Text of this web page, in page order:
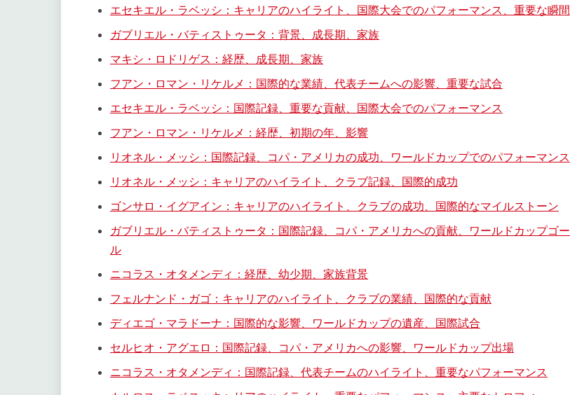
エセキエル・ラベッシ：キャリアのハイライト、国際大会でのパフォーマンス、重要な瞬間
ガブリエル・バティストゥータ：背景、成長期、家族
マキシ・ロドリゲス：経歴、成長期、家族
フアン・ロマン・リケルメ：国際的な業績、代表チームへの影響、重要な試合
エセキエル・ラベッシ：国際記録、重要な貢献、国際大会でのパフォーマンス
フアン・ロマン・リケルメ：経歴、初期の年、影響
リオネル・メッシ：国際記録、コパ・アメリカの成功、ワールドカップでのパフォーマンス
リオネル・メッシ：キャリアのハイライト、クラブ記録、国際的成功
ゴンサロ・イグアイン：キャリアのハイライト、クラブの成功、国際的なマイルストーン
ガブリエル・バティストゥータ：国際記録、コパ・アメリカへの貢献、ワールドカップゴー
ル
ニコラス・オタメンディ：経歴、幼少期、家族背景
フェルナンド・ガゴ：キャリアのハイライト、クラブの業績、国際的な貢献
ディエゴ・マラドーナ：国際的な影響、ワールドカップの遺産、国際試合
セルヒオ・アグエロ：国際記録、コパ・アメリカへの影響、ワールドカップ出場
ニコラス・オタメンディ：国際記録、代表チームのハイライト、重要なパフォーマンス